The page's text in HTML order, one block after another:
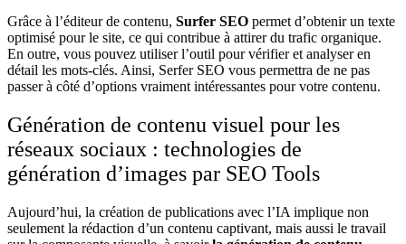
Grâce à l’éditeur de contenu, Surfer SEO permet d’obtenir un texte
optimisé pour le site, ce qui contribue à attirer du trafic organique.
En outre, vous pouvez utiliser l’outil pour vérifier et analyser en
détail les mots-clés. Ainsi, Serfer SEO vous permettra de ne pas
passer à côté d’options vraiment intéressantes pour votre contenu.
Génération de contenu visuel pour les
réseaux sociaux : technologies de
génération d’images par SEO Tools
Aujourd’hui, la création de publications avec l’IA implique non
seulement la rédaction d’un contenu captivant, mais aussi le travail